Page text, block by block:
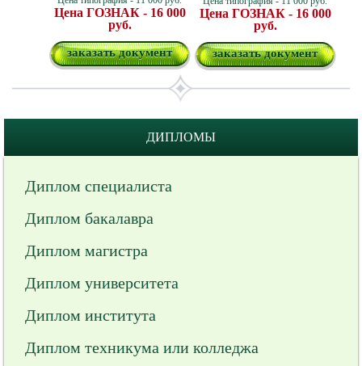
Цена ГОЗНАК - 16 000
руб.
заказать документ
Цена ГОЗНАК - 16 000
руб.
заказать документ
ДИПЛОМЫ
Диплом специалиста
Диплом бакалавра
Диплом магистра
Диплом университета
Диплом института
Диплом техникума или колледжа